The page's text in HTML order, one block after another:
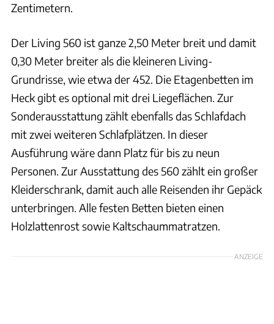
Zentimetern.
Der Living 560 ist ganze 2,50 Meter breit und damit
0,30 Meter breiter als die kleineren Living-
Grundrisse, wie etwa der 452. Die Etagenbetten im
Heck gibt es optional mit drei Liegeflächen. Zur
Sonderausstattung zählt ebenfalls das Schlafdach
mit zwei weiteren Schlafplätzen. In dieser
Ausführung wäre dann Platz für bis zu neun
Personen. Zur Ausstattung des 560 zählt ein großer
Kleiderschrank, damit auch alle Reisenden ihr Gepäck
unterbringen. Alle festen Betten bieten einen
Holzlattenrost sowie Kaltschaummatratzen.
ANZEIGE